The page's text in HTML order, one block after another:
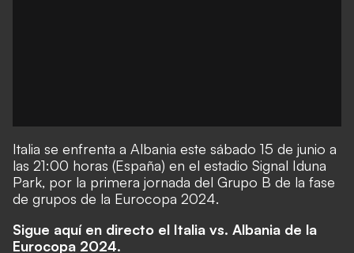
Italia se enfrenta a Albania este sábado 15 de junio a
las 21:00 horas (España) en el estadio Signal Iduna
Park, por la primera jornada del Grupo B de la fase
de grupos de la Eurocopa 2024.
Sigue aquí en directo el Italia vs. Albania de la
Eurocopa 2024.